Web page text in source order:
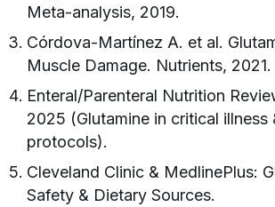
Meta-analysis, 2019.
Córdova-Martínez A. et al.
Muscle Damage. Nutrients, 2021.
Enteral/Parenteral Nutrition
2025 (Glutamine in critical illness
protocols).
Cleveland Clinic & MedlinePlus:
Safety & Dietary Sources.